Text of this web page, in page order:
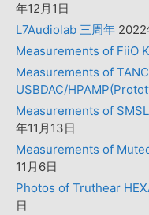
年12月1日
L7Audiolab 三周年 2022
Measurements of FiiO
Measurements of
USBDAC/
Measurements of
年11月13日
Measurements of
11月6日
Photos of Truthear
日